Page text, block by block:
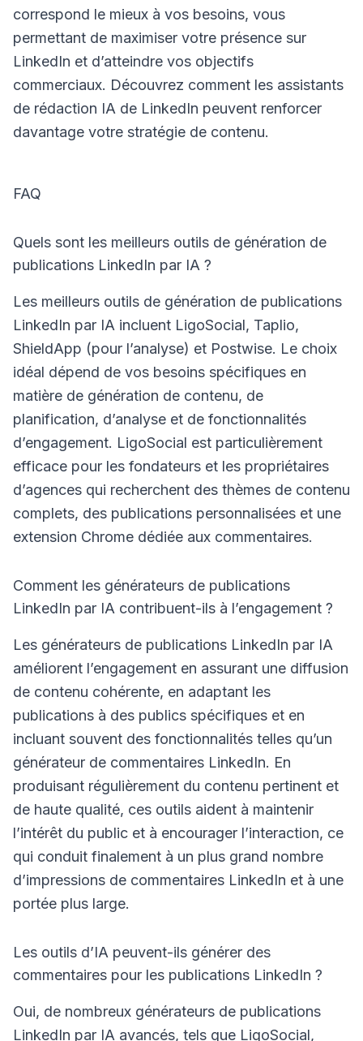
correspond le mieux à vos besoins, vous
permettant de maximiser votre présence sur
LinkedIn et d’atteindre vos objectifs
commerciaux. Découvrez comment les assistants
de rédaction IA de LinkedIn peuvent renforcer
davantage votre stratégie de contenu.
FAQ
Quels sont les meilleurs outils de génération de
publications LinkedIn par IA ?
Les meilleurs outils de génération de publications
LinkedIn par IA incluent LigoSocial, Taplio,
ShieldApp (pour l’analyse) et Postwise. Le choix
idéal dépend de vos besoins spécifiques en
matière de génération de contenu, de
planification, d’analyse et de fonctionnalités
d’engagement. LigoSocial est particulièrement
efficace pour les fondateurs et les propriétaires
d’agences qui recherchent des thèmes de contenu
complets, des publications personnalisées et une
extension Chrome dédiée aux commentaires.
Comment les générateurs de publications
LinkedIn par IA contribuent-ils à l’engagement ?
Les générateurs de publications LinkedIn par IA
améliorent l’engagement en assurant une diffusion
de contenu cohérente, en adaptant les
publications à des publics spécifiques et en
incluant souvent des fonctionnalités telles qu’un
générateur de commentaires LinkedIn. En
produisant régulièrement du contenu pertinent et
de haute qualité, ces outils aident à maintenir
l’intérêt du public et à encourager l’interaction, ce
qui conduit finalement à un plus grand nombre
d’impressions de commentaires LinkedIn et à une
portée plus large.
Les outils d’IA peuvent-ils générer des
commentaires pour les publications LinkedIn ?
Oui, de nombreux générateurs de publications
LinkedIn par IA avancés, tels que LigoSocial,